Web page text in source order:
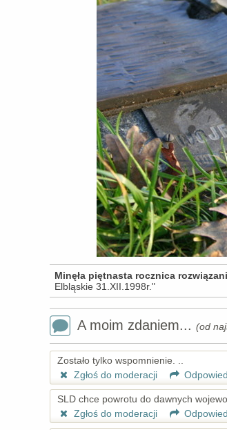
Minęła piętnasta rocznica
Elbląskie 31.XII.1998r."
A moim zdaniem... (od
Zostało tylko wspomnienie. ..
Zgłoś do moderacji
SLD chce powrotu do dawnych
Zgłoś do moderacji